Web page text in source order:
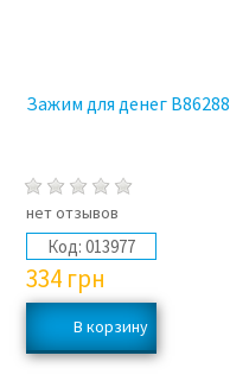
Зажим для денег B86288
нет отзывов
Код: 013977
334 грн